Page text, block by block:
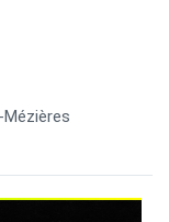
Mézières